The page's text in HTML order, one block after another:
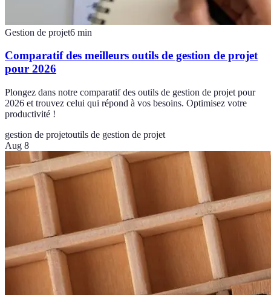
Gestion de projet6 min
Comparatif des meilleurs outils de gestion de projet
pour 2026
Plongez dans notre comparatif des outils de gestion de projet pour
2026 et trouvez celui qui répond à vos besoins. Optimisez votre
productivité !
gestion de projetoutils de gestion de projet
Aug 8